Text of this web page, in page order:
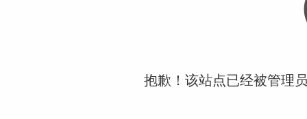
抱歉！该站点已经被管理